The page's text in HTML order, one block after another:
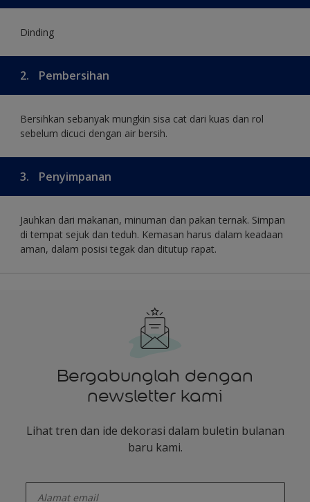
Dinding
2. Pembersihan
Bersihkan sebanyak mungkin sisa cat dari kuas dan rol
sebelum dicuci dengan air bersih.
3. Penyimpanan
Jauhkan dari makanan, minuman dan pakan ternak. Simpan
di tempat sejuk dan teduh. Kemasan harus dalam keadaan
aman, dalam posisi tegak dan ditutup rapat.
Bergabunglah dengan
newsletter kami
Lihat tren dan ide dekorasi dalam buletin bulanan
baru kami.